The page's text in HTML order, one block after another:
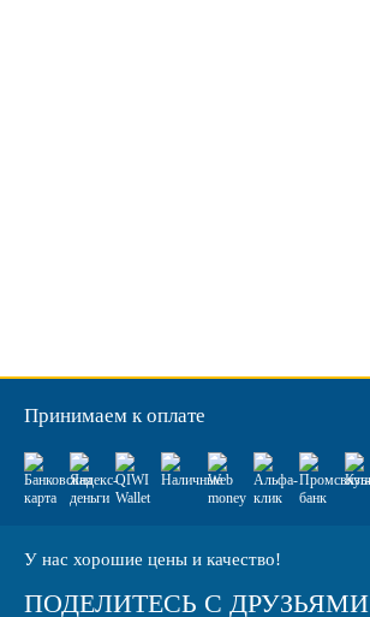
Принимаем к оплате
У нас хорошие цены и качество!
ПОДЕЛИТЕСЬ С ДРУЗЬЯМИ